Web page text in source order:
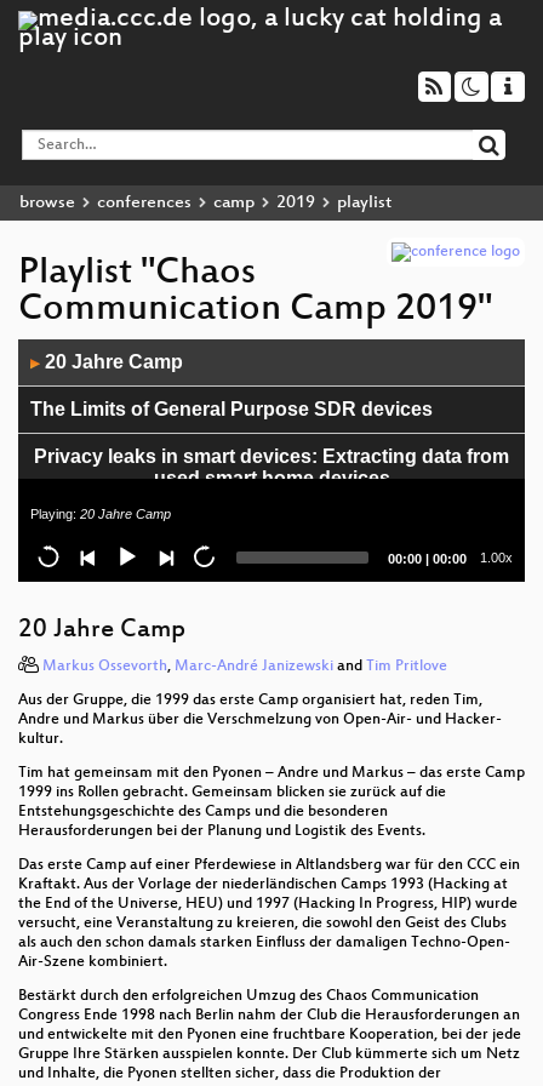
browse conferences camp 2019 playlist
Playlist "Chaos
Communication Camp 2019"
Player
▶ 20 Jahre Camp
The Limits of General Purpose SDR devices
Privacy leaks in smart devices: Extracting data from
used smart home devices
Math Protected Social Interactions
Aufstand oder Aussterben? Ein Vortrag über die
On bendy inflatables and travelling techno
spispy: SPI flash device emulation
Fomu - an FPGA inside your USB port!
Make Your Tech and Wear It Too
Reporting from Brussels: The state of Digital Rights
Hacking Containers and Kubernetes
The Great British Drone Panic
Playing: 20 Jahre Camp
Current
00:00 | Total
00:00 1.00x
20 Jahre Camp
Markus Ossevorth, Marc-André Janizewski and Tim Pritlove
Aus der Gruppe, die 1999 das erste Camp organisiert hat, reden Tim,
Andre und Markus über die Verschmelzung von Open-Air- und Hacker-
kultur.
Tim hat gemeinsam mit den Pyonen – Andre und Markus – das erste Camp
1999 ins Rollen gebracht. Gemeinsam blicken sie zurück auf die
Entstehungsgeschichte des Camps und die besonderen
Herausforderungen bei der Planung und Logistik des Events.
Das erste Camp auf einer Pferdewiese in Altlandsberg war für den CCC ein
Kraftakt. Aus der Vorlage der niederländischen Camps 1993 (Hacking at
the End of the Universe, HEU) und 1997 (Hacking In Progress, HIP) wurde
versucht, eine Veranstaltung zu kreieren, die sowohl den Geist des Clubs
als auch den schon damals starken Einfluss der damaligen Techno-Open-
Air-Szene kombiniert.
Bestärkt durch den erfolgreichen Umzug des Chaos Communication
Congress Ende 1998 nach Berlin nahm der Club die Herausforderungen an
und entwickelte mit den Pyonen eine fruchtbare Kooperation, bei der jede
Gruppe Ihre Stärken ausspielen konnte. Der Club kümmerte sich um Netz
und Inhalte, die Pyonen stellten sicher, dass die Produktion der